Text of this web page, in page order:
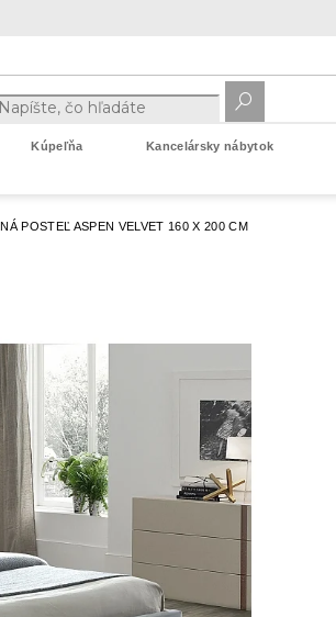
Kúpeľňa Kancelársky nábytok
POSTEĽ ASPEN VELVET 160 X 200 CM